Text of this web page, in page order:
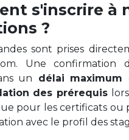
s'inscrire à
?
sont prises
Une confirmation
un délai maximum
des prérequis
pour les certificats ou
avec le profil des